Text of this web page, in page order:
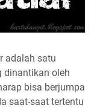
adalah satu
dinantikan oleh
bisa berjumpa
saat-saat tertentu